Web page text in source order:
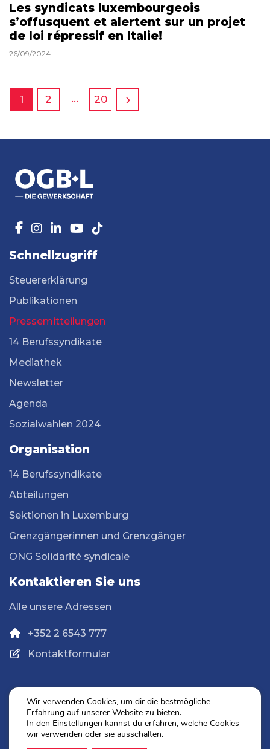
Les syndicats luxembourgeois
s’offusquent et alertent sur un projet
de loi répressif en Italie!
26/09/2024
1 2 … 20
Schnellzugriff
Steuererklärung
Publikationen
Pressemitteilungen
14 Berufssyndikate
Mediathek
Newsletter
Agenda
Sozialwahlen 2024
Organisation
14 Berufssyndikate
Abteilungen
Sektionen in Luxemburg
Grenzgängerinnen und Grenzgänger
ONG Solidarité syndicale
Kontaktieren Sie uns
Alle unsere Adressen
+352 2 6543 777
Kontaktformular
Datenschutz
Impressum
Wir verwenden Cookies, um dir die bestmögliche
Erfahrung auf unserer Website zu bieten.
In den Einstellungen kannst du erfahren, welche Cookies
wir verwenden oder sie ausschalten.